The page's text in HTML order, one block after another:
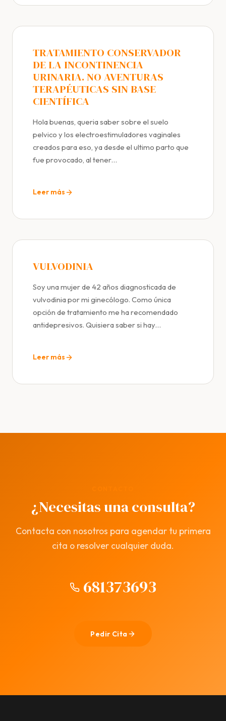
TRATAMIENTO CONSERVADOR
DE LA INCONTINENCIA
URINARIA. NO AVENTURAS
TERAPÉUTICAS SIN BASE
CIENTÍFICA
Hola buenas, queria saber sobre el suelo
pelvico y los electroestimuladores vaginales
creados para eso, ya desde el ultimo parto que
fue provocado, al tener…
Leer más
VULVODINIA
Soy una mujer de 42 años diagnosticada de
vulvodinia por mi ginecólogo. Como única
opción de tratamiento me ha recomendado
antidepresivos. Quisiera saber si hay…
Leer más
¿Necesitas una consulta?
Contacta con nosotros para agendar tu primera
cita o resolver cualquier duda.
681373693
Pedir Cita